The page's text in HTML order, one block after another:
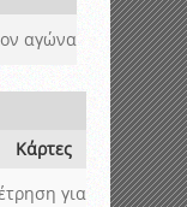
αγώνα
Κάρτες
για